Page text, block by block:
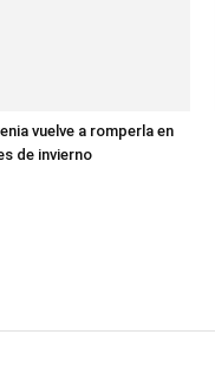
vuelve a romperla en
de invierno